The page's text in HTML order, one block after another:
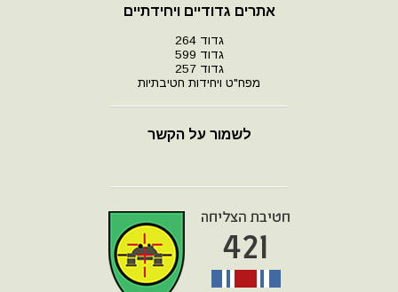
אתרים גדודיים ויחידתיים
גדוד 264
גדוד 599
גדוד 257
מפח"ט ויחידות חטיבתיות
לשמור על הקשר